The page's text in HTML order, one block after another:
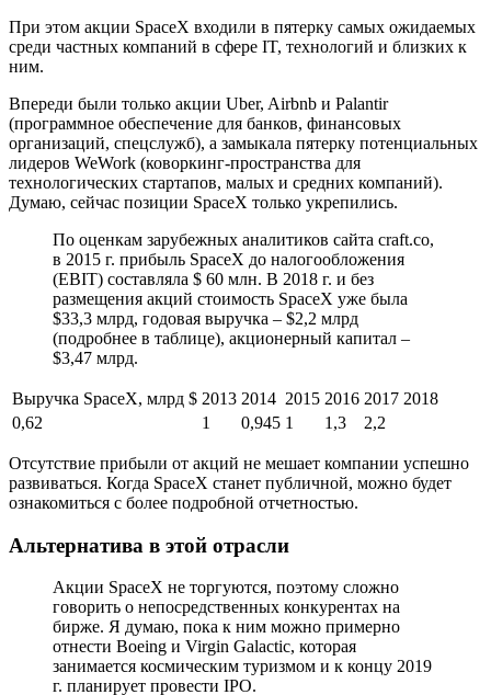
При этом акции SpaceX входили в пятерку самых ожидаемых
среди частных компаний в сфере IT, технологий и близких к
ним.
Впереди были только акции Uber, Airbnb и Palantir
(программное обеспечение для банков, финансовых
организаций, спецслужб), а замыкала пятерку потенциальных
лидеров WeWork (коворкинг-пространства для
технологических стартапов, малых и средних компаний).
Думаю, сейчас позиции SpaceX только укрепились.
По оценкам зарубежных аналитиков сайта craft.co,
в 2015 г. прибыль SpaceX до налогообложения
(EBIT) составляла $ 60 млн. В 2018 г. и без
размещения акций стоимость SpaceX уже была
$33,3 млрд, годовая выручка – $2,2 млрд
(подробнее в таблице), акционерный капитал –
$3,47 млрд.
Выручка SpaceX, млрд $ 2013 2014 2015 2016 2017 2018
0,62
1 0,945 1 1,3 2,2
Отсутствие прибыли от акций не мешает компании успешно
развиваться. Когда SpaceX станет публичной, можно будет
ознакомиться с более подробной отчетностью.
Альтернатива в этой отрасли
Акции SpaceX не торгуются, поэтому сложно
говорить о непосредственных конкурентах на
бирже. Я думаю, пока к ним можно примерно
отнести Boeing и Virgin Galactic, которая
занимается космическим туризмом и к концу 2019
г. планирует провести IPO.